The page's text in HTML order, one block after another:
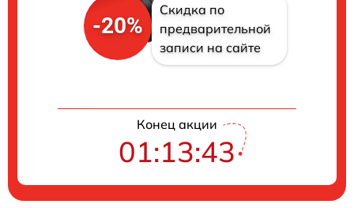
-20%
Скидка по
предварительной
записи на сайте
Конец акции
01:13:42